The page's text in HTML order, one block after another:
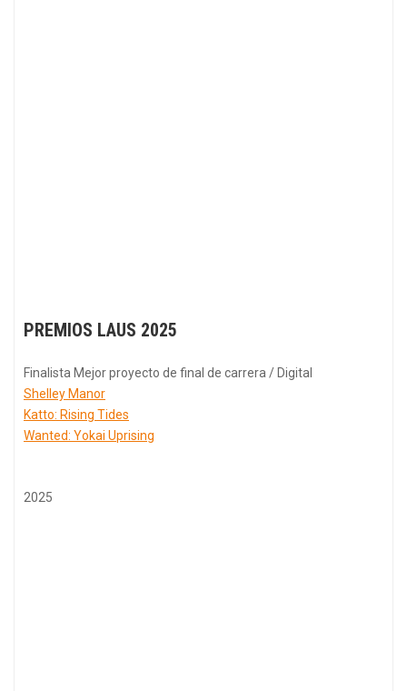
PREMIOS LAUS 2025
Finalista Mejor proyecto de final de carrera / Digital
Shelley Manor
Katto: Rising Tides
Wanted: Yokai Uprising
2025